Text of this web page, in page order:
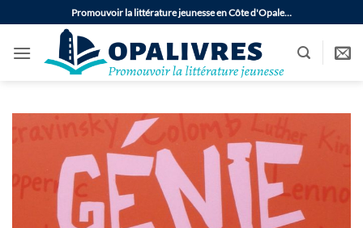
au
contenu
Promouvoir la littérature jeunesse en Côte d'Opale…